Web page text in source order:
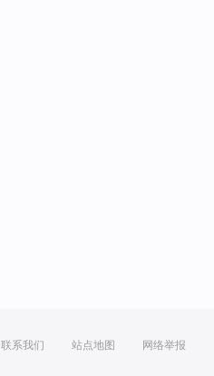
联系我们 站点地图 网络举报